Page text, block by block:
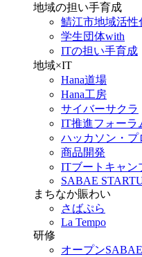
地域の担い手育成
鯖江市地域活性
学生団体with
ITの担い手育成
地域×IT
Hana道場
Hana工房
サイバーサクラ
IT推進フォーラ
ハッカソン・プ
商品開発
ITブートキャン
SABAE
まちなか賑わい
さばぷら
La Tempo
研修
オープンSABAE